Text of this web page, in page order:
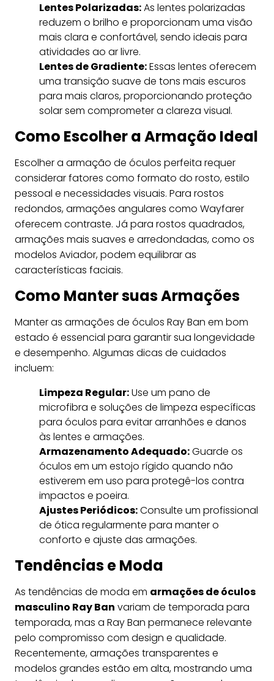
Lentes Polarizadas:As lentes polarizadas
reduzem o brilho e proporcionam uma visão
mais clara e confortável, sendo ideais para
atividades ao ar livre.
Lentes de Gradiente:Essas lentes oferecem
uma transição suave de tons mais escuros
para mais claros, proporcionando proteção
solar sem comprometer a clareza visual.
Como Escolher a Armação Ideal
Escolher a armação de óculos perfeita requer
considerar fatores como formato do rosto, estilo
pessoal e necessidades visuais. Para rostos
redondos, armações angulares como Wayfarer
oferecem contraste. Já para rostos quadrados,
armações mais suaves e arredondadas, como os
modelos Aviador, podem equilibrar as
características faciais.
Como Manter suas Armações
Manter as armações de óculos Ray Ban em bom
estado é essencial para garantir sua longevidade
e desempenho. Algumas dicas de cuidados
incluem:
Limpeza Regular:Use um pano de
microfibra e soluções de limpeza específicas
para óculos para evitar arranhões e danos
às lentes e armações.
Armazenamento Adequado:Guarde os
óculos em um estojo rígido quando não
estiverem em uso para protegê-los contra
impactos e poeira.
Ajustes Periódicos:Consulte um profissional
de ótica regularmente para manter o
conforto e ajuste das armações.
Tendências e Moda
As tendências de moda em armações de óculos
masculino Ray Ban variam de temporada para
temporada, mas a Ray Ban permanece relevante
pelo compromisso com design e qualidade.
Recentemente, armações transparentes e
modelos grandes estão em alta, mostrando uma